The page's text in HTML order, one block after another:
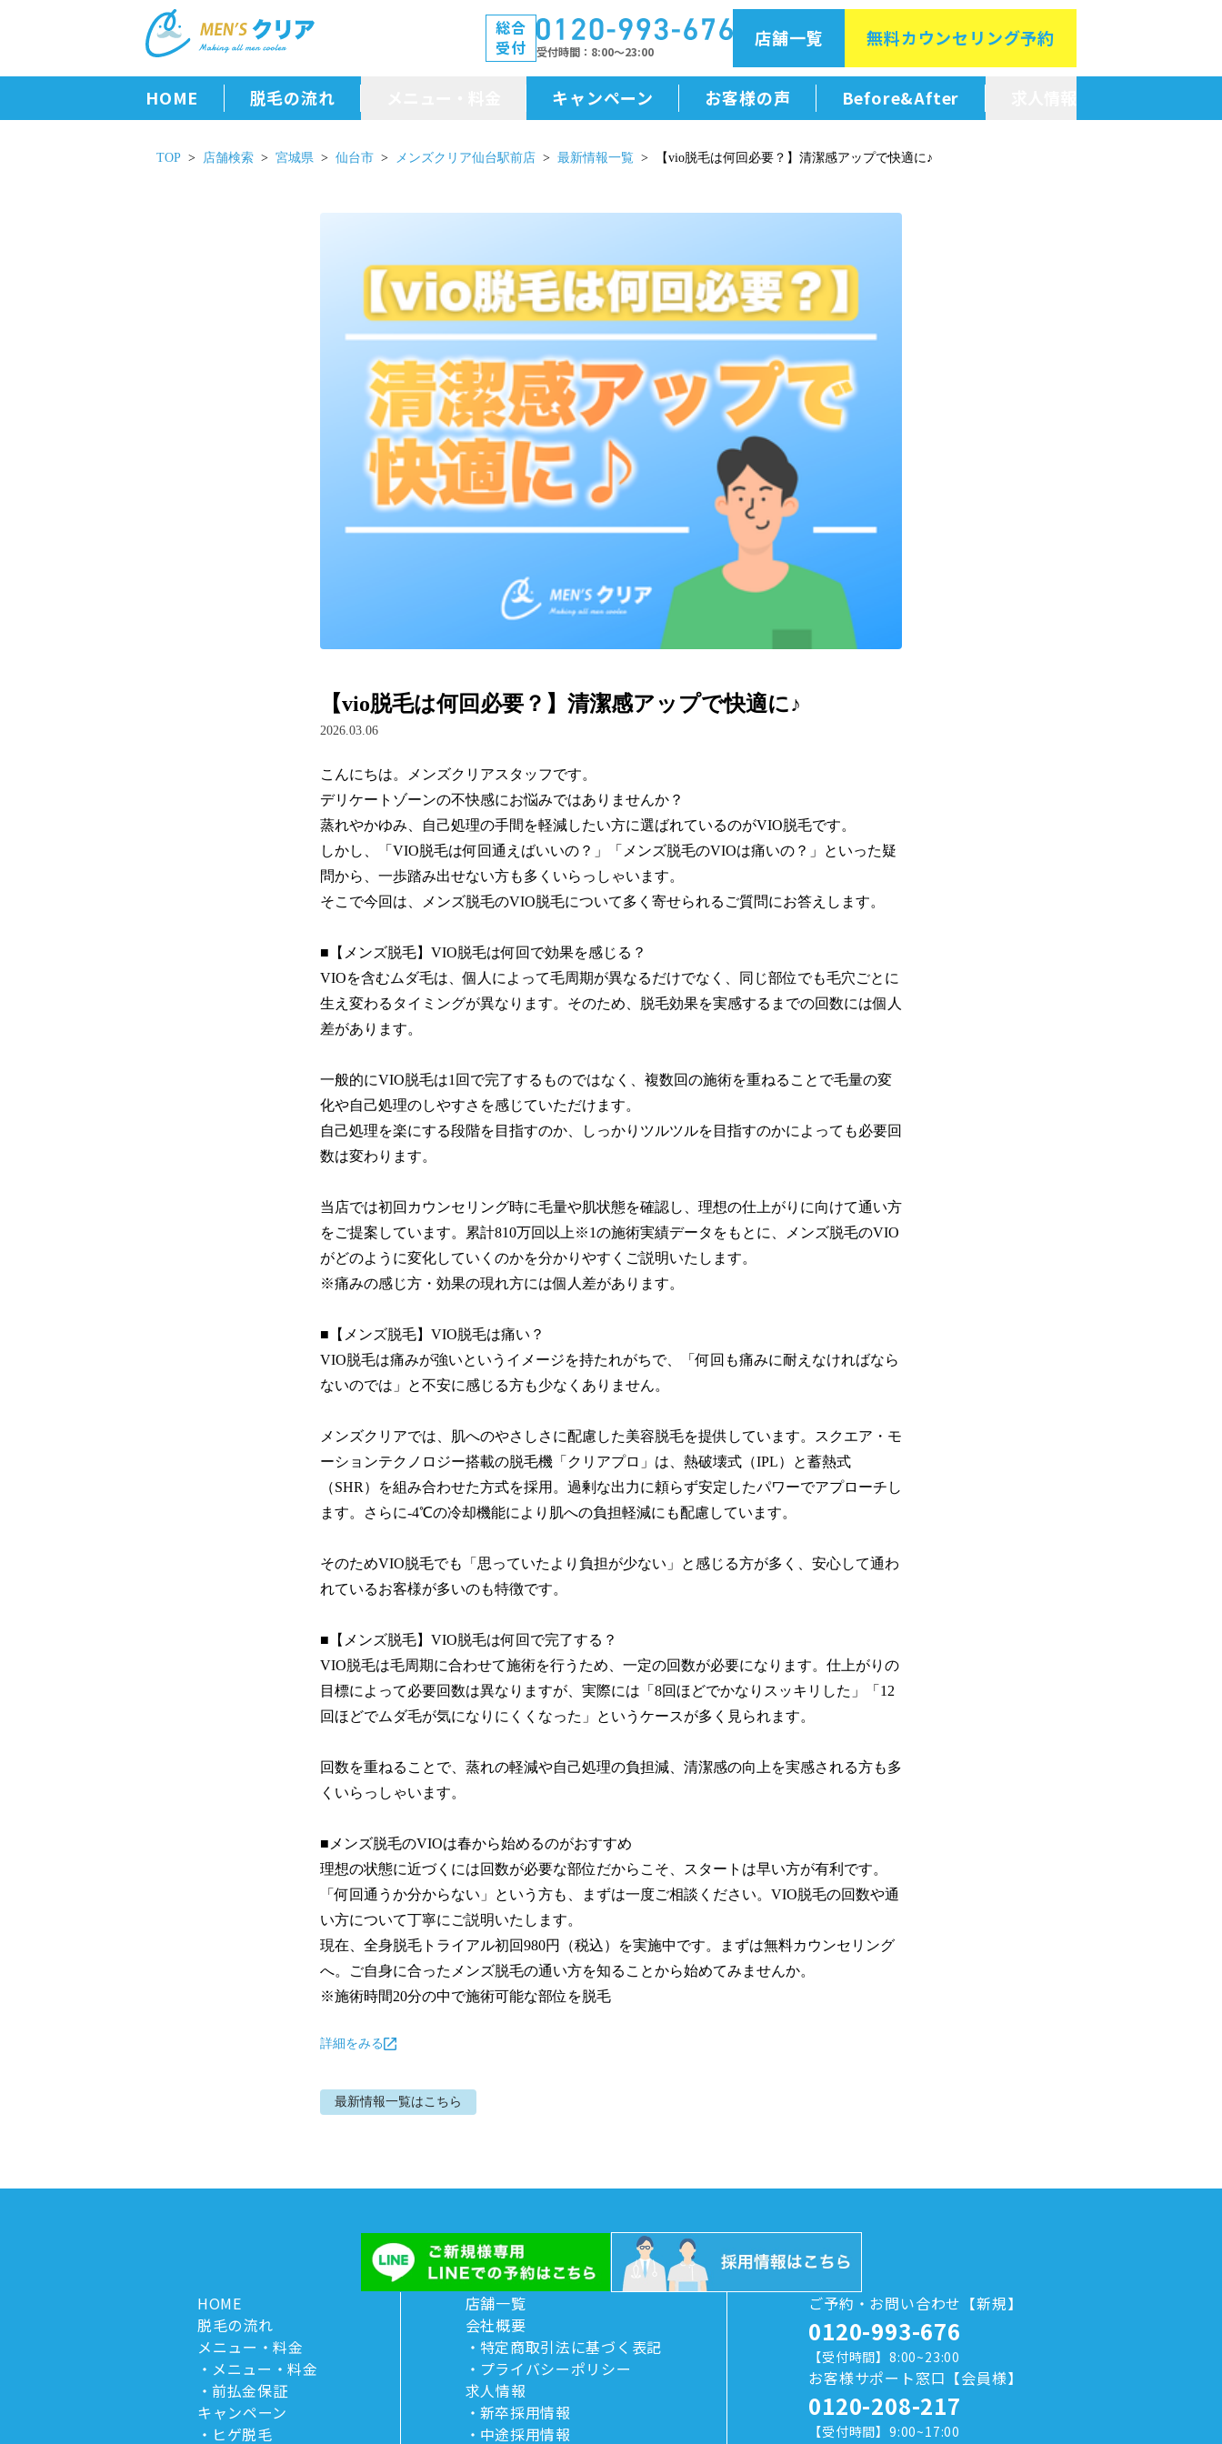
総合
受付
受付時間 8:00～23:00
店舗一覧 無料カウンセリング予約
HOME 脱毛の流れ
メニュー・料金
キャンペーン お客様の声 Before&After
TOP 店舗検索 宮城県 仙台市 メンズクリア仙台駅前店 最新情報一覧 【vio脱毛は何回必要？】清潔感アップで快適に♪
【vio脱毛は何回必要？】清潔感アップで快適に♪
2026.03.06
こんにちは。メンズクリアスタッフです。
デリケートゾーンの不快感にお悩みではありませんか？
蒸れやかゆみ、自己処理の手間を軽減したい方に選ばれているのがVIO脱毛です。
しかし、「VIO脱毛は何回通えばいいの？」「メンズ脱毛のVIOは痛いの？」といった疑
問から、一歩踏み出せない方も多くいらっしゃいます。
そこで今回は、メンズ脱毛のVIO脱毛について多く寄せられるご質問にお答えします。
■【メンズ脱毛】VIO脱毛は何回で効果を感じる？
VIOを含むムダ毛は、個人によって毛周期が異なるだけでなく、同じ部位でも毛穴ごとに
生え変わるタイミングが異なります。そのため、脱毛効果を実感するまでの回数には個人
差があります。
一般的にVIO脱毛は1回で完了するものではなく、複数回の施術を重ねることで毛量の変
化や自己処理のしやすさを感じていただけます。
自己処理を楽にする段階を目指すのか、しっかりツルツルを目指すのかによっても必要回
数は変わります。
当店では初回カウンセリング時に毛量や肌状態を確認し、理想の仕上がりに向けて通い方
をご提案しています。累計810万回以上※1の施術実績データをもとに、メンズ脱毛のVIO
がどのように変化していくのかを分かりやすくご説明いたします。
※痛みの感じ方・効果の現れ方には個人差があります。
■【メンズ脱毛】VIO脱毛は痛い？
VIO脱毛は痛みが強いというイメージを持たれがちで、「何回も痛みに耐えなければなら
ないのでは」と不安に感じる方も少なくありません。
メンズクリアでは、肌へのやさしさに配慮した美容脱毛を提供しています。スクエア・モ
ーションテクノロジー搭載の脱毛機「クリアプロ」は、熱破壊式（IPL）と蓄熱式
（SHR）を組み合わせた方式を採用。過剰な出力に頼らず安定したパワーでアプローチし
ます。さらに-4℃の冷却機能により肌への負担軽減にも配慮しています。
そのためVIO脱毛でも「思っていたより負担が少ない」と感じる方が多く、安心して通わ
れているお客様が多いのも特徴です。
■【メンズ脱毛】VIO脱毛は何回で完了する？
VIO脱毛は毛周期に合わせて施術を行うため、一定の回数が必要になります。仕上がりの
目標によって必要回数は異なりますが、実際には「8回ほどでかなりスッキリした」「12
回ほどでムダ毛が気になりにくくなった」というケースが多く見られます。
回数を重ねることで、蒸れの軽減や自己処理の負担減、清潔感の向上を実感される方も多
くいらっしゃいます。
■メンズ脱毛のVIOは春から始めるのがおすすめ
理想の状態に近づくには回数が必要な部位だからこそ、スタートは早い方が有利です。
「何回通うか分からない」という方も、まずは一度ご相談ください。VIO脱毛の回数や通
い方について丁寧にご説明いたします。
現在、全身脱毛トライアル初回980円（税込）を実施中です。まずは無料カウンセリング
へ。ご自身に合ったメンズ脱毛の通い方を知ることから始めてみませんか。
※施術時間20分の中で施術可能な部位を脱毛
詳細をみる
最新情報一覧はこちら
HOME
脱毛の流れ
メニュー・料金
メニュー・料金
前払金保証
キャンペーン
ヒゲ脱毛
店舗一覧
会社概要
特定商取引法に基づく表記
プライバシーポリシー
求人情報
新卒採用情報
中途採用情報
ご予約・お問い合わせ【新規】
0120-993-676
【受付時間】8:00~23:00
お客様サポート窓口【会員様】
0120-208-217
【受付時間】9:00~17:00